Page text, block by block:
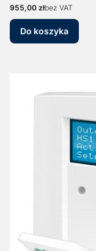
Cena
955,00 złbez VAT
Do koszyka